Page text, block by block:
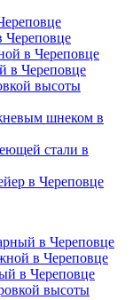
Череповце
в Череповце
в Череповце
высоты
шнеком в
стали в
в Череповце
в Череповце
в Череповце
в Череповце
высоты